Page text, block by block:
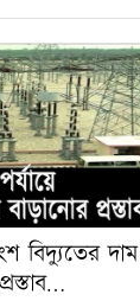
বিদ্যুতের দাম